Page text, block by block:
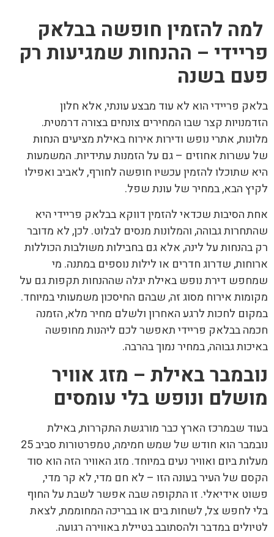
למה להזמין חופשה בבלאק
פריידי – ההנחות שמגיעות רק
פעם בשנה
בלאק פריידי הוא לא עוד מבצע עונתי, אלא חלון
הזדמנויות קצר שבו המחירים צונחים בצורה דרמטית.
מלונות, אתרי נופש ודירות אירוח באילת מציעים הנחות
של עשרות אחוזים – גם על הזמנות עתידיות. המשמעות
היא שתוכלו להזמין עכשיו חופשה לחורף, לאביב ואפילו
לקיץ הבא, במחיר של עונת שפל.
אחת הסיבות שכדאי להזמין דווקא בבלאק פריידי היא
שהתחרות גבוהה, והמלונות מנסים לבלוט. לכן, לא מדובר
רק בהנחות על לינה, אלא גם בחבילות משולבות הכוללות
ארוחות, שדרוג חדרים או לילות נוספים במתנה. מי
שמחפש דירת נופש באילת יגלה שההנחות תקפות גם על
מקומות אירוח מסוג זה, שבהם החיסכון משמעותי במיוחד.
במקום לחכות לרגע האחרון ולשלם מחיר מלא, הזמנה
חכמה בבלאק פריידי תאפשר לכם ליהנות מחופשה
באיכות גבוהה, במחיר נמוך בהרבה.
נובמבר באילת – מזג אוויר
מושלם ונופש בלי עומסים
בעוד שבמרכז הארץ כבר מורגשת התקררות, באילת
נובמבר הוא חודש של שמש חמימה, טמפרטורות סביב 25
מעלות ביום ואוויר נעים במיוחד. מזג האוויר הזה הוא סוד
הקסם של העיר בעונה הזו – לא חם מדי, לא קר מדי,
פשוט אידיאלי. זו התקופה שבה אפשר לשבת על החוף
בלי לחפש צל, לשחות בים או בבריכה המחוממת, לצאת
לטיולים במדבר ולהסתובב בטיילת באווירה רגועה.